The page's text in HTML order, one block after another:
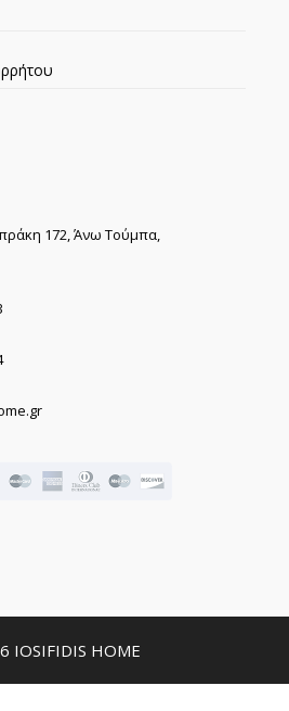
172, Άνω Τούμπα,
IOSIFIDIS HOME